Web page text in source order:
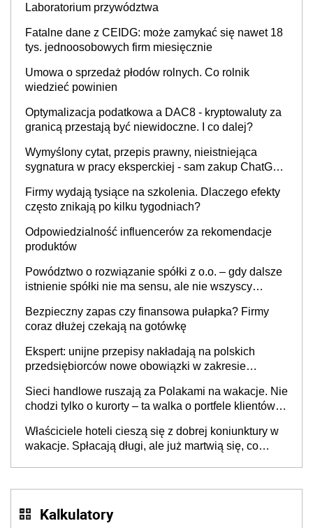
Laboratorium przywództwa
Fatalne dane z CEIDG: może zamykać się nawet 18
tys. jednoosobowych firm miesięcznie
Umowa o sprzedaż płodów rolnych. Co rolnik
wiedzieć powinien
Optymalizacja podatkowa a DAC8 - kryptowaluty za
granicą przestają być niewidoczne. I co dalej?
Wymyślony cytat, przepis prawny, nieistniejąca
sygnatura w pracy eksperckiej - sam zakup ChatGPT
Firmy wydają tysiące na szkolenia. Dlaczego efekty
często znikają po kilku tygodniach?
Odpowiedzialność influencerów za rekomendacje
produktów
Powództwo o rozwiązanie spółki z o.o. – gdy dalsze
istnienie spółki nie ma sensu, ale nie wszyscy
Bezpieczny zapas czy finansowa pułapka? Firmy
coraz dłużej czekają na gotówkę
Ekspert: unijne przepisy nakładają na polskich
przedsiębiorców nowe obowiązki w zakresie
Sieci handlowe ruszają za Polakami na wakacje. Nie
chodzi tylko o kurorty – ta walka o portfele klientów
cichu
Właściciele hoteli cieszą się z dobrej koniunktury w
wakacje. Spłacają długi, ale już martwią się, co
Kalkulatory